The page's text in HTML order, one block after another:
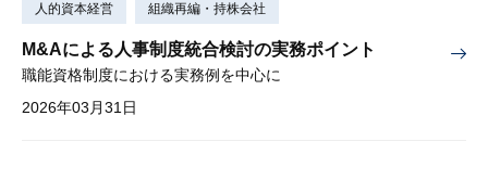
人的資本経営 組織再編・持株会社
M&Aによる人事制度統合検討の実務ポイント
職能資格制度における実務例を中心に
2026年03月31日